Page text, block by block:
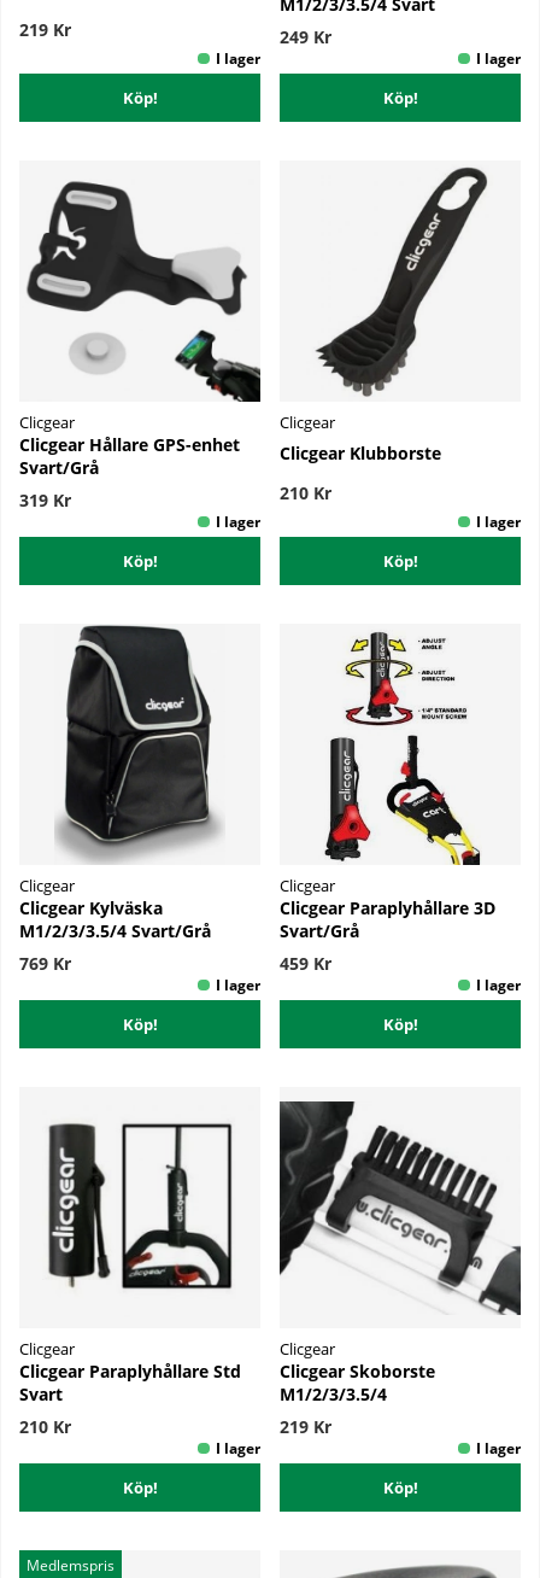
219 Kr
Köp!
M1/2/3/3.5/4 Svart
249 Kr
Köp!
Clicgear
Clicgear Hållare GPS-enhet
Svart/Grå
319 Kr
Köp!
Clicgear
Clicgear Klubborste
210 Kr
Köp!
Clicgear
Clicgear Kylväska
M1/2/3/3.5/4 Svart/Grå
769 Kr
Köp!
Clicgear
Clicgear Paraplyhållare 3D
Svart/Grå
459 Kr
Köp!
Clicgear
Clicgear Paraplyhållare Std
Svart
210 Kr
Köp!
Clicgear
Clicgear Skoborste
M1/2/3/3.5/4
219 Kr
Köp!
Medlemspris